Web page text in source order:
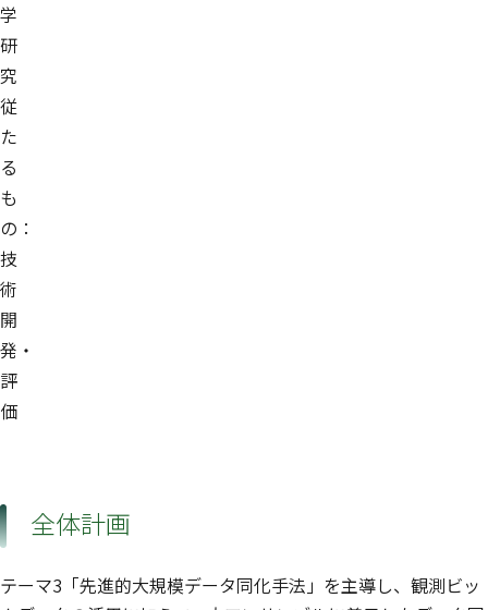
学
研
究
従
た
る
も
の：
技
術
開
発・
評
価
全体計画
テーマ3「先進的大規模データ同化手法」を主導し、観測ビッ